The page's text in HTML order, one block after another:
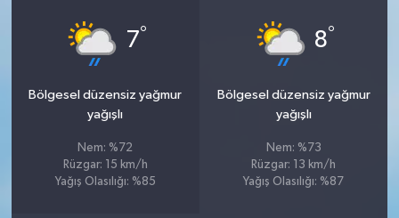
7°
Bölgesel düzensiz yağmur
yağışlı
Nem: %72
Rüzgar: 15 km/h
Yağış Olasılığı: %85
8°
Bölgesel düzensiz yağmur
yağışlı
Nem: %73
Rüzgar: 13 km/h
Yağış Olasılığı: %87